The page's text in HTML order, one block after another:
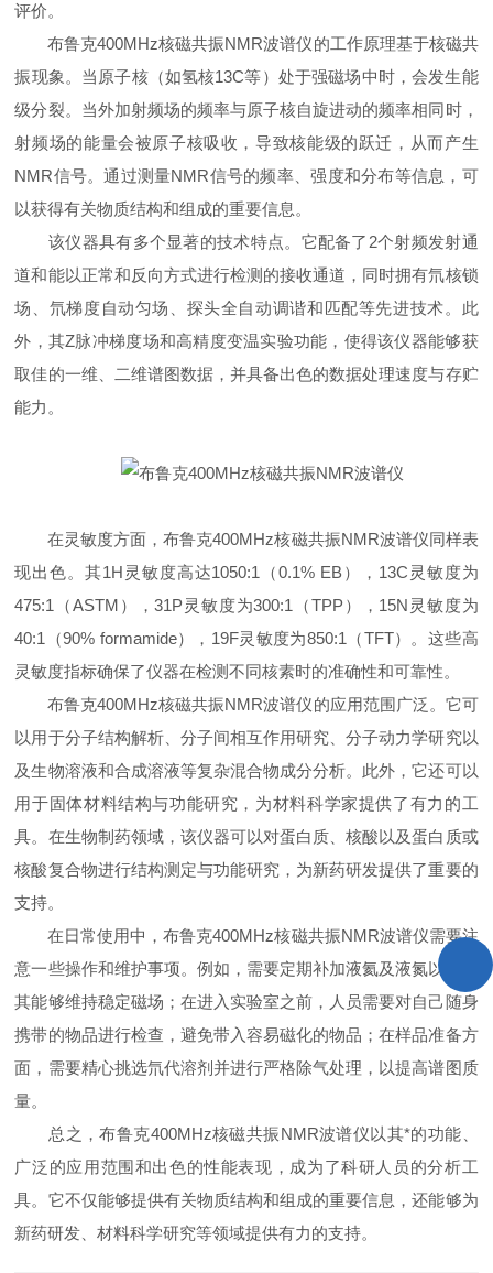
评价。
布鲁克400MHz核磁共振NMR波谱仪的工作原理基于核磁共
振现象。当原子核（如氢核13C等）处于强磁场中时，会发生能
级分裂。当外加射频场的频率与原子核自旋进动的频率相同时，
射频场的能量会被原子核吸收，导致核能级的跃迁，从而产生
NMR信号。通过测量NMR信号的频率、强度和分布等信息，可
以获得有关物质结构和组成的重要信息。
该仪器具有多个显著的技术特点。它配备了2个射频发射通
道和能以正常和反向方式进行检测的接收通道，同时拥有氘核锁
场、氘梯度自动匀场、探头全自动调谐和匹配等先进技术。此
外，其Z脉冲梯度场和高精度变温实验功能，使得该仪器能够获
取佳的一维、二维谱图数据，并具备出色的数据处理速度与存贮
能力。
在灵敏度方面，布鲁克400MHz核磁共振NMR波谱仪同样表
现出色。其1H灵敏度高达1050:1（0.1% EB），13C灵敏度为
475:1（ASTM），31P灵敏度为300:1（TPP），15N灵敏度为
40:1（90% formamide），19F灵敏度为850:1（TFT）。这些高
灵敏度指标确保了仪器在检测不同核素时的准确性和可靠性。
布鲁克400MHz核磁共振NMR波谱仪的应用范围广泛。它可
以用于分子结构解析、分子间相互作用研究、分子动力学研究以
及生物溶液和合成溶液等复杂混合物成分分析。此外，它还可以
用于固体材料结构与功能研究，为材料科学家提供了有力的工
具。在生物制药领域，该仪器可以对蛋白质、核酸以及蛋白质或
核酸复合物进行结构测定与功能研究，为新药研发提供了重要的
支持。
在日常使用中，布鲁克400MHz核磁共振NMR波谱仪需要注
意一些操作和维护事项。例如，需要定期补加液氦及液氮以保证
其能够维持稳定磁场；在进入实验室之前，人员需要对自己随身
携带的物品进行检查，避免带入容易磁化的物品；在样品准备方
面，需要精心挑选氘代溶剂并进行严格除气处理，以提高谱图质
量。
总之，布鲁克400MHz核磁共振NMR波谱仪以其*的功能、
广泛的应用范围和出色的性能表现，成为了科研人员的分析工
具。它不仅能够提供有关物质结构和组成的重要信息，还能够为
新药研发、材料科学研究等领域提供有力的支持。